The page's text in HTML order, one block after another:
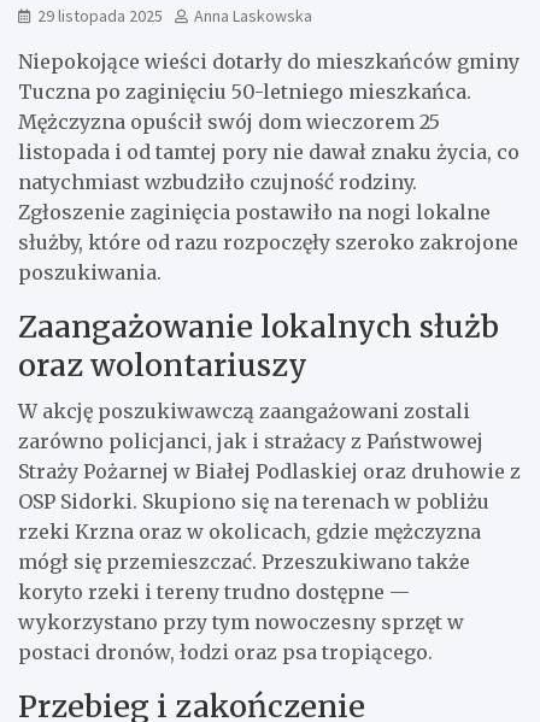
29 listopada 2025 Anna Laskowska
Niepokojące wieści dotarły do mieszkańców gminy
Tuczna po zaginięciu 50-letniego mieszkańca.
Mężczyzna opuścił swój dom wieczorem 25
listopada i od tamtej pory nie dawał znaku życia, co
natychmiast wzbudziło czujność rodziny.
Zgłoszenie zaginięcia postawiło na nogi lokalne
służby, które od razu rozpoczęły szeroko zakrojone
poszukiwania.
Zaangażowanie lokalnych służb
oraz wolontariuszy
W akcję poszukiwawczą zaangażowani zostali
zarówno policjanci, jak i strażacy z Państwowej
Straży Pożarnej w Białej Podlaskiej oraz druhowie z
OSP Sidorki. Skupiono się na terenach w pobliżu
rzeki Krzna oraz w okolicach, gdzie mężczyzna
mógł się przemieszczać. Przeszukiwano także
koryto rzeki i tereny trudno dostępne —
wykorzystano przy tym nowoczesny sprzęt w
postaci dronów, łodzi oraz psa tropiącego.
Przebieg i zakończenie